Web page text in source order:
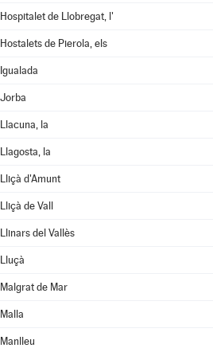
Hospitalet de Llobregat, l'
Hostalets de Pierola, els
Igualada
Jorba
Llacuna, la
Llagosta, la
Lliçà d'Amunt
Lliçà de Vall
Llinars del Vallès
Lluçà
Malgrat de Mar
Malla
Manlleu